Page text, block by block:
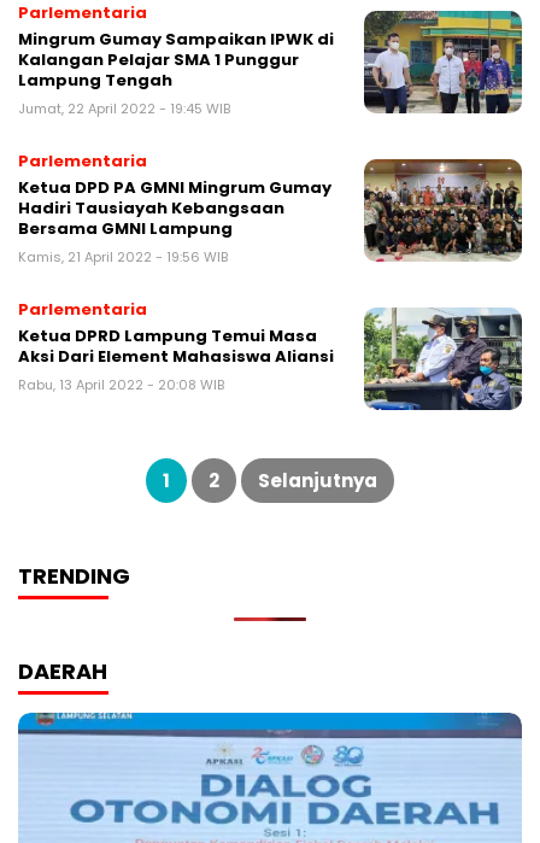
Parlementaria
Mingrum Gumay Sampaikan IPWK di
Kalangan Pelajar SMA 1 Punggur
Lampung Tengah
Jumat, 22 April 2022 - 19:45 WIB
Parlementaria
Ketua DPD PA GMNI Mingrum Gumay
Hadiri Tausiayah Kebangsaan
Bersama GMNI Lampung
Kamis, 21 April 2022 - 19:56 WIB
Parlementaria
Ketua DPRD Lampung Temui Masa
Aksi Dari Element Mahasiswa Aliansi
Rabu, 13 April 2022 - 20:08 WIB
Paginasi
1 2 Selanjutnya
TRENDING
DAERAH